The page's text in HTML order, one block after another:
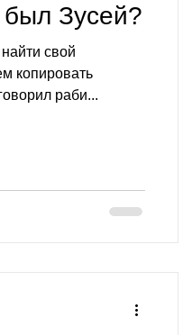
Зусей?
свой
копировать
раби...